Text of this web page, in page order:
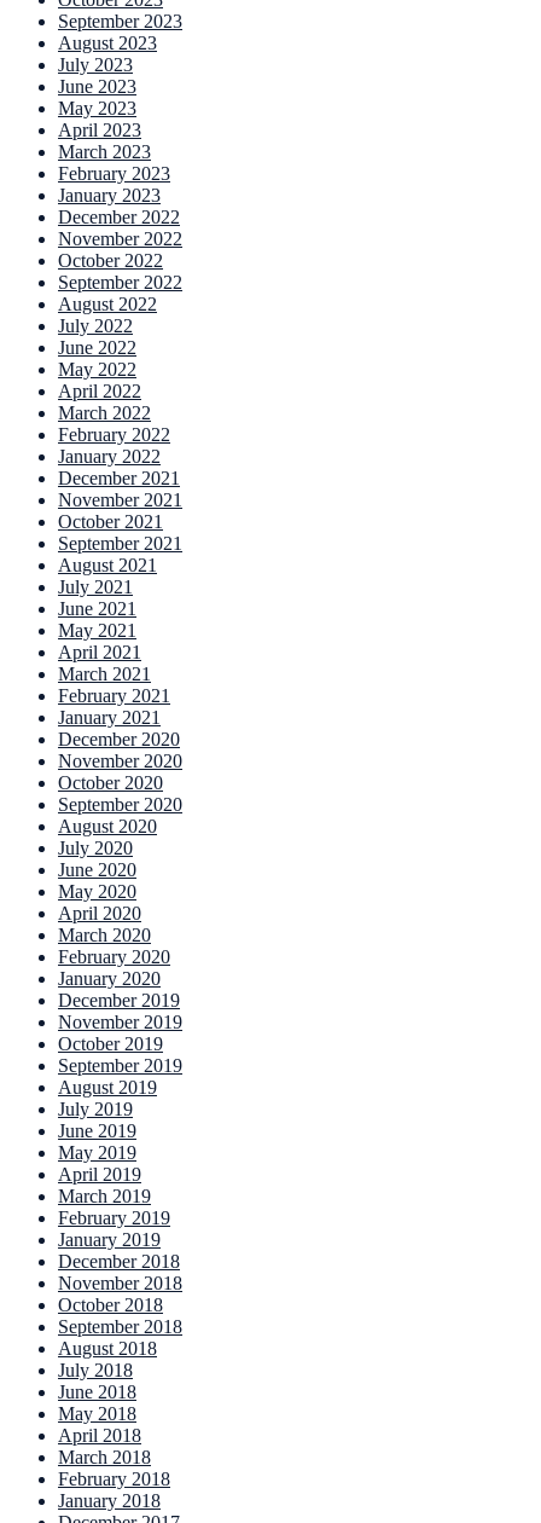
September 2023
August 2023
July 2023
June 2023
May 2023
April 2023
March 2023
February 2023
January 2023
December 2022
November 2022
October 2022
September 2022
August 2022
July 2022
June 2022
May 2022
April 2022
March 2022
February 2022
January 2022
December 2021
November 2021
October 2021
September 2021
August 2021
July 2021
June 2021
May 2021
April 2021
March 2021
February 2021
January 2021
December 2020
November 2020
October 2020
September 2020
August 2020
July 2020
June 2020
May 2020
April 2020
March 2020
February 2020
January 2020
December 2019
November 2019
October 2019
September 2019
August 2019
July 2019
June 2019
May 2019
April 2019
March 2019
February 2019
January 2019
December 2018
November 2018
October 2018
September 2018
August 2018
July 2018
June 2018
May 2018
April 2018
March 2018
February 2018
January 2018